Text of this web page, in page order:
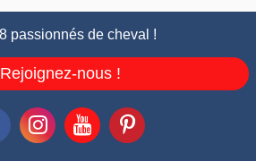
passionnés de cheval !
Rejoignez-nous !